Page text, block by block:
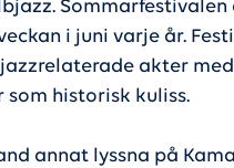
i juni varje år.
akter
som historisk kuliss.
annat lyssna på